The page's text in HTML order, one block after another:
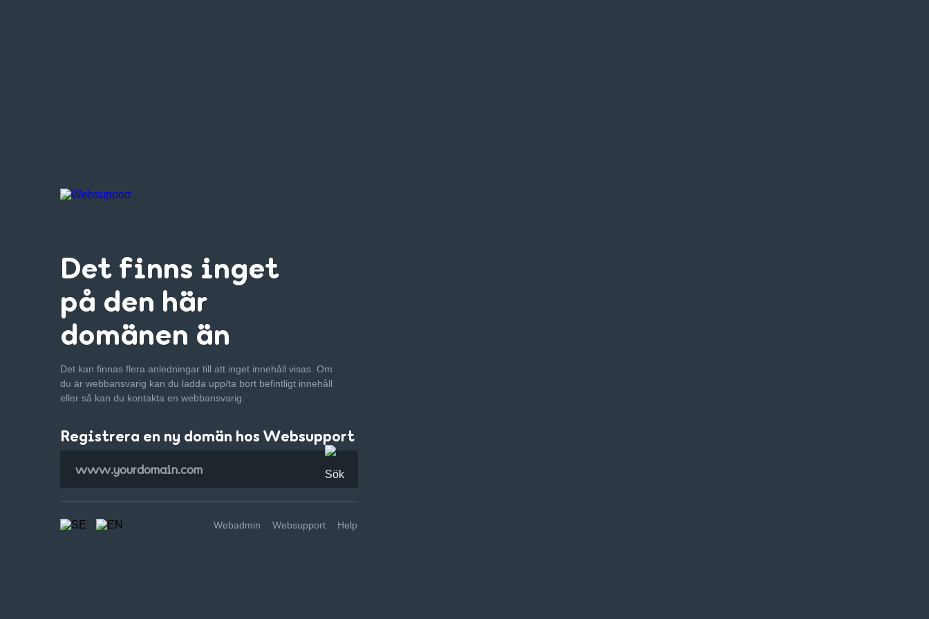
Det finns inget
på den här
domänen än
Det kan finnas flera anledningar till att inget innehåll visas. Om
du är webbansvarig kan du ladda upp/ta bort befintligt innehåll
eller så kan du kontakta en webbansvarig.
Registrera en ny domän hos Websupport
Webadmin Websupport Help